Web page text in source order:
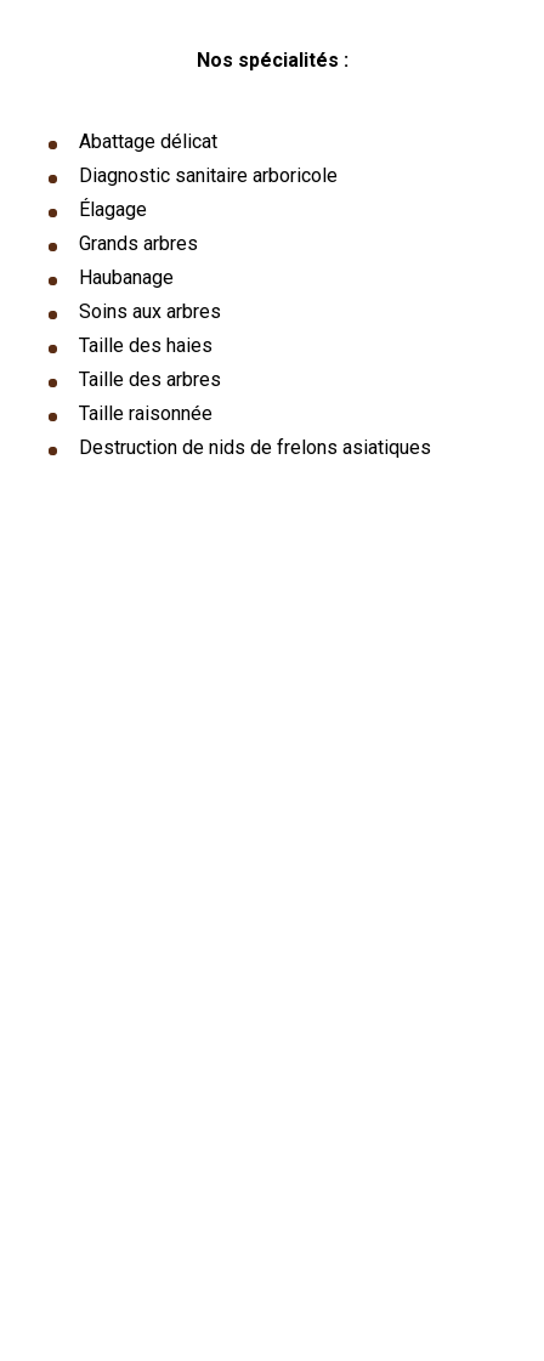
Nos spécialités :
Abattage délicat
Diagnostic sanitaire arboricole
Élagage
Grands arbres
Haubanage
Soins aux arbres
Taille des haies
Taille des arbres
Taille raisonnée
Destruction de nids de frelons asiatiques